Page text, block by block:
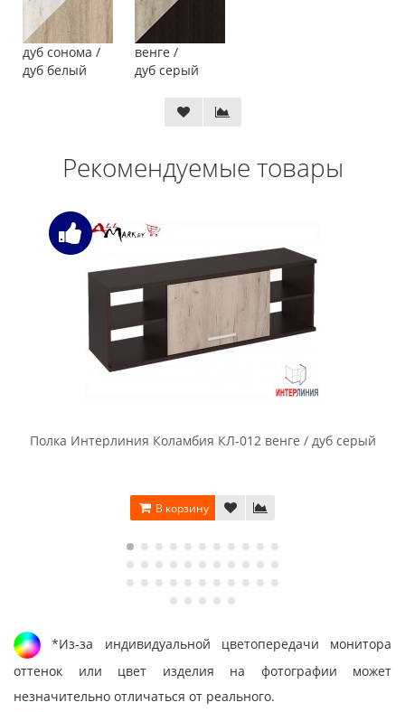
дуб сонома /
дуб белый
венге /
дуб серый
Рекомендуемые товары
Полка Интерлиния Коламбия КЛ-012 венге / дуб серый
В корзину
*Из-за индивидуальной цветопередачи монитора
оттенок или цвет изделия на фотографии может
незначительно отличаться от реального.